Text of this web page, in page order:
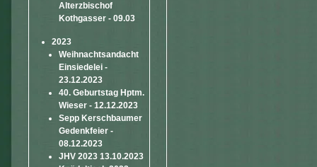
Alterzbischof
Kothgasser - 09.03
2023
Weihnachtsandacht
Einsiedelei -
23.12.2023
40. Geburtstag Hptm.
Wieser - 12.12.2023
Sepp Kerschbaumer
Gedenkfeier -
08.12.2023
JHV 2023 13.10.2023